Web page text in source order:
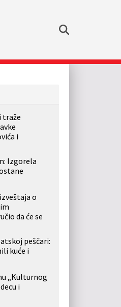
traže
i
Izgorela
o
da će se
peščari:
kuće i
„Kulturnog
i